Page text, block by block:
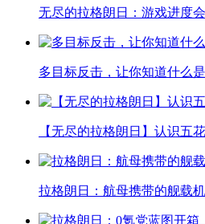
无尽的拉格朗日：游戏进度
多目标反击，让你知道什么
【无尽的拉格朗日】认识五
拉格朗日：航母携带的舰载